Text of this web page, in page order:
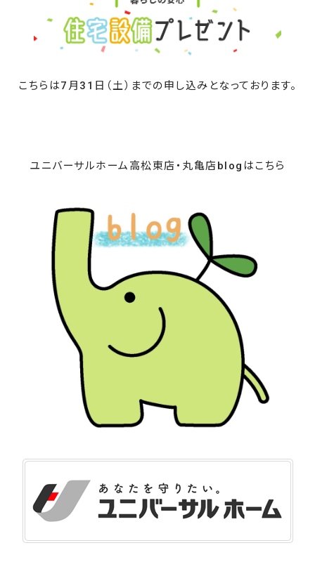
こちらは7月31日（土）までの申し込みとなっております。
ユニバーサルホーム高松東店・丸亀店blogはこちら